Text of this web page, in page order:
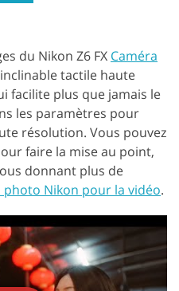
du Nikon Z6 FX Caméra
tactile haute
facilite plus que jamais le
les paramètres pour
résolution. Vous pouvez
faire la mise au point,
donnant plus de
photo Nikon pour la vidéo.